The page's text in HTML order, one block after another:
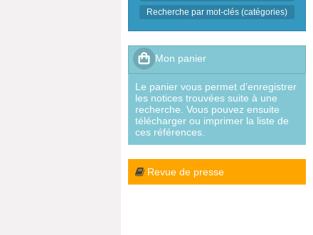
Recherche par mot-clés (catégories)
Le panier vous permet d’enregistrer
les notices trouvées suite à une
recherche. Vous pouvez ensuite
télécharger ou imprimer la liste de
ces références.
Revue de presse